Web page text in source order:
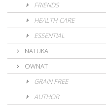
FRIENDS
HEALTH-CARE
ESSENTIAL
NATUKA
OWNAT
GRAIN FREE
AUTHOR